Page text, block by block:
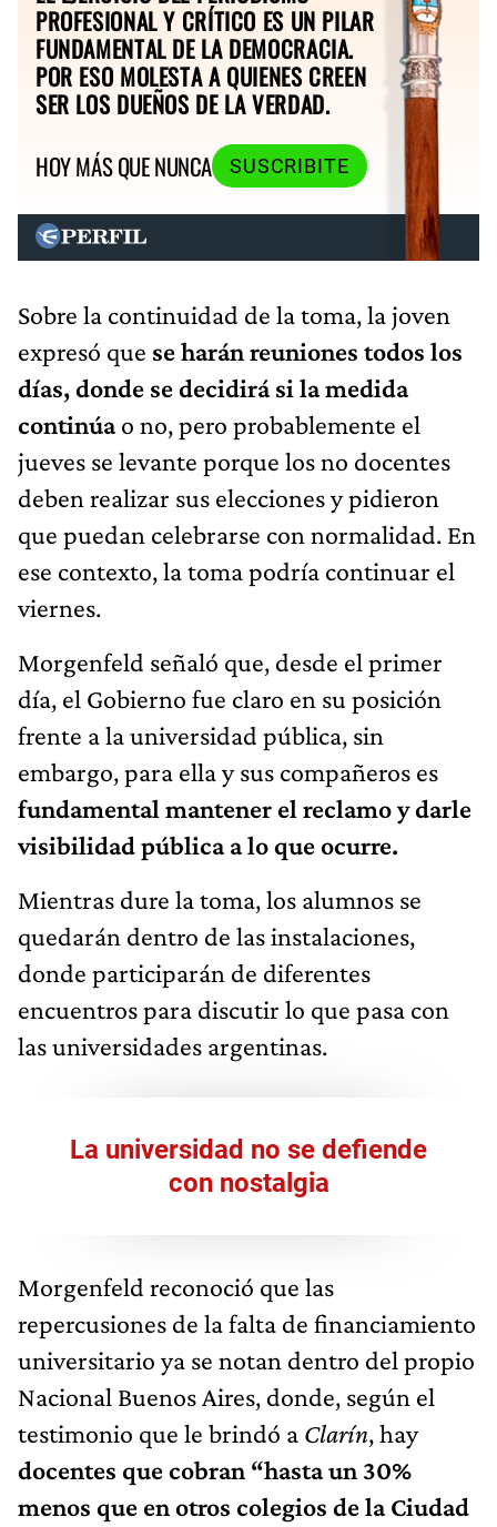
PROFESIONAL Y CRÍTICO ES UN PILAR
FUNDAMENTAL DE LA DEMOCRACIA.
POR ESO MOLESTA A QUIENES CREEN
SER LOS DUEÑOS DE LA VERDAD.
HOY MÁS QUE NUNCA
SUSCRIBITE
Sobre la continuidad de la toma, la joven
expresó que se harán reuniones todos los
días, donde se decidirá si la medida
continúao no, pero probablemente el
jueves se levante porque los no docentes
deben realizar sus elecciones y pidieron
que puedan celebrarse con normalidad. En
ese contexto, la toma podría continuar el
viernes.
Morgenfeld señaló que, desde el primer
día, el Gobierno fue claro en su posición
frente a la universidad pública, sin
embargo, para ella y sus compañeros es
fundamental mantener el reclamo y darle
visibilidad pública a lo que ocurre.
Mientras dure la toma, los alumnos se
quedarán dentro de las instalaciones,
donde participarán de diferentes
encuentros para discutir lo que pasa con
las universidades argentinas.
La universidad no se defiende
con nostalgia
Morgenfeld reconoció que las
repercusiones de la falta de financiamiento
universitario ya se notan dentro del propio
Nacional Buenos Aires, donde, según el
testimonio que le brindó a Clarín, hay
docentes que cobran “hasta un 30%
menos que en otros colegios de la Ciudad